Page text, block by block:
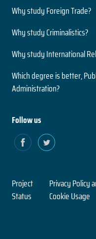
Why study Foreign Trade?
Why study Criminalistics?
Why study International
Which degree is better,
Administration?
Follow us
Project
Status
Privacy Policy
Cookie Usage